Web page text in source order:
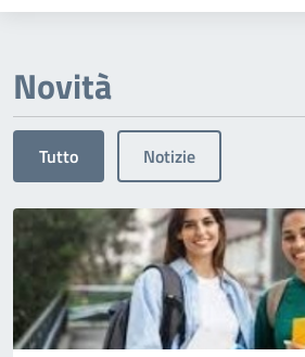
Novità
Tutto Notizie